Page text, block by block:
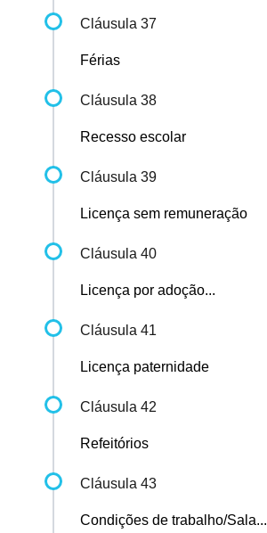
Cláusula 37
Férias
Cláusula 38
Recesso escolar
Cláusula 39
Licença sem remuneração
Cláusula 40
Licença por adoção...
Cláusula 41
Licença paternidade
Cláusula 42
Refeitórios
Cláusula 43
Condições de trabalho/Sala...